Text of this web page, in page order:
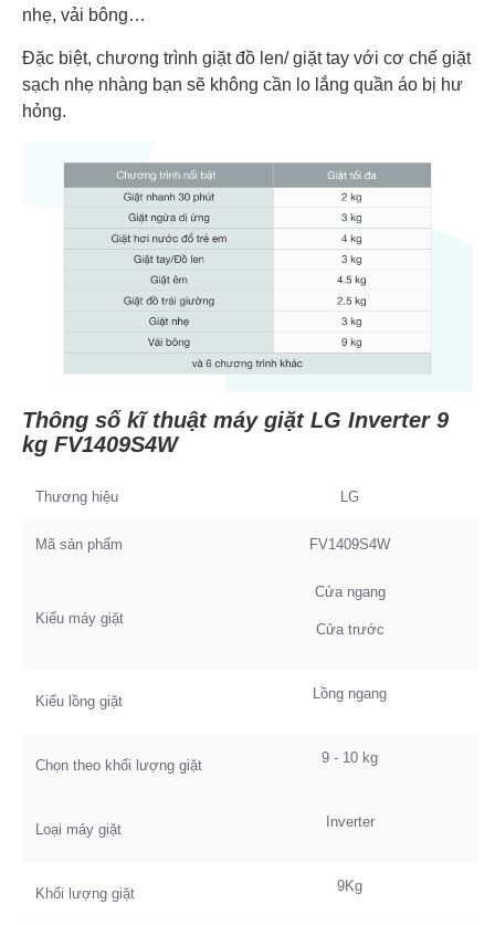
nhẹ, vải bông…
Đặc biệt, chương trình giặt đồ len/ giặt tay với cơ chế giặt
sạch nhẹ nhàng bạn sẽ không cần lo lắng quần áo bị hư
hỏng.
Thông số kĩ thuật máy giặt LG Inverter 9
kg FV1409S4W
Thương hiệu LG
Mã sản phẩm FV1409S4W
Kiểu máy giặt
Cửa ngang
Cửa trước
Kiểu lồng giặt Lồng ngang
Chọn theo khối lượng giặt 9 - 10 kg
Loại máy giặt Inverter
Khối lượng giặt 9Kg